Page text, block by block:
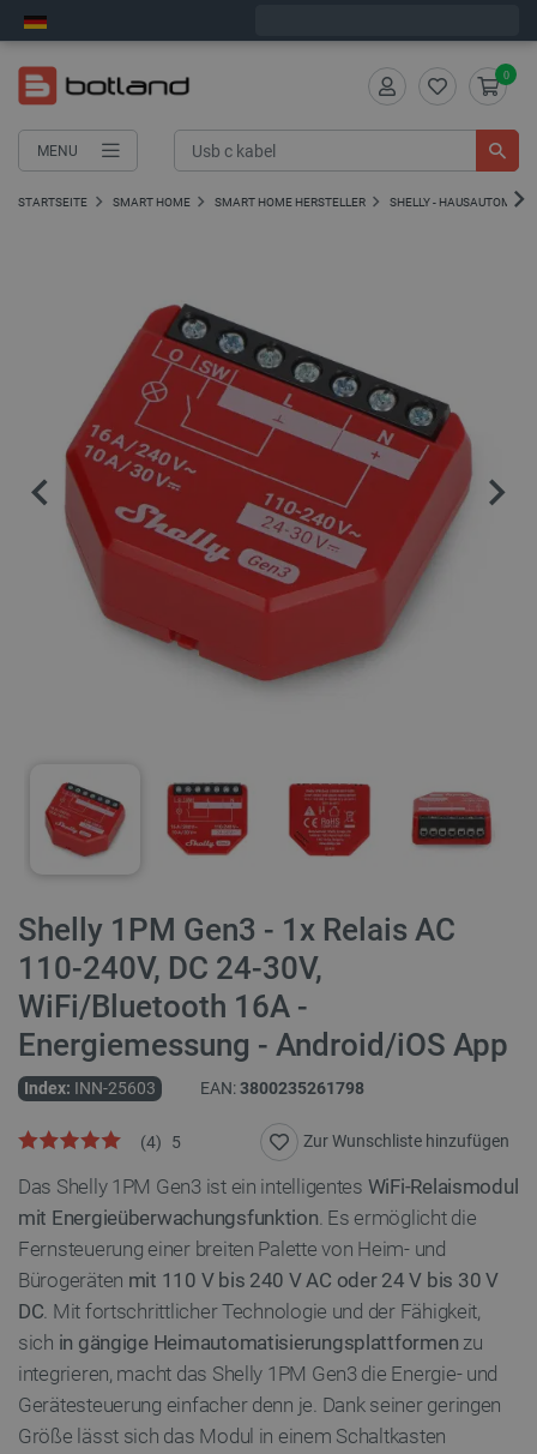
MENU
0
STARTSEITE SMART HOME SMART HOME HERSTELLER SHELLY -
Shelly 1PM Gen3 - 1x Relais AC
110-240V, DC 24-30V,
WiFi/Bluetooth 16A -
Energiemessung - Android/iOS App
Index: INN-25603 EAN:3800235261798
5
(4) Zur Wunschliste hinzufügen
Das Shelly 1PM Gen3 ist ein intelligentes WiFi-Relaismodul
mit Energieüberwachungsfunktion. Es ermöglicht die
Fernsteuerung einer breiten Palette von Heim- und
Bürogeräten mit 110 V bis 240 V AC oder 24 V bis 30 V
DC. Mit fortschrittlicher Technologie und der Fähigkeit,
sich in gängige Heimautomatisierungsplattformen zu
integrieren, macht das Shelly 1PM Gen3 die Energie- und
Gerätesteuerung einfacher denn je. Dank seiner geringen
Größe lässt sich das Modul in einem Schaltkasten